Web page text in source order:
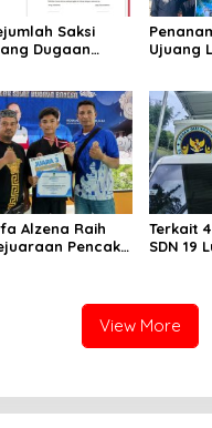
Saksi
Dugaan
Ujuang
Alzena Raih
Pencak
Terkait
SDN 19
View More